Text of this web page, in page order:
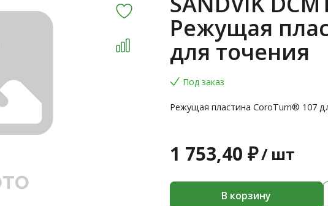
Режущая
для точения
Под заказ
Режущая пластина CoroTurn® 107
1 753,40 ₽/ шт
В корзину